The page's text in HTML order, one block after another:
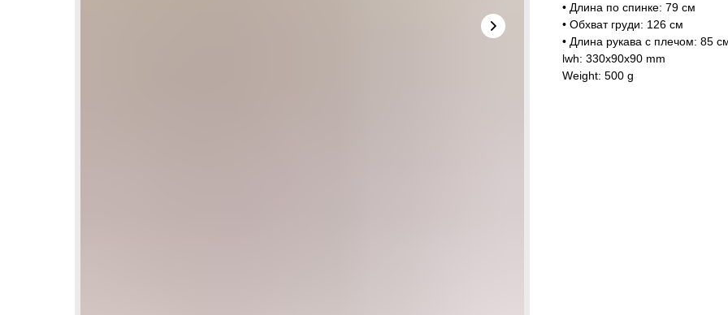
• Длина по спинке: 79 см
• Обхват груди: 126 см
• Длина рукава с плечом: 85
lwh: 330x90x90 mm
Weight: 500 g